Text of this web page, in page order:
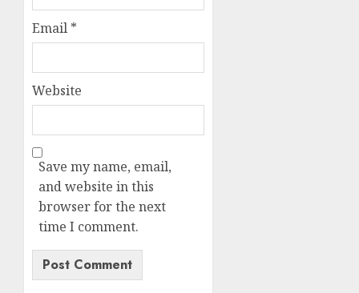
Email *
Website
Save my name, email,
and website in this
browser for the next
time I comment.